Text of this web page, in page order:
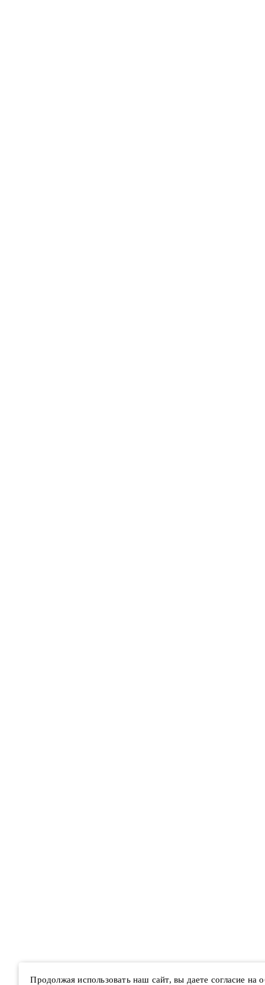
Продолжая использовать наш сайт, вы даете согласие на